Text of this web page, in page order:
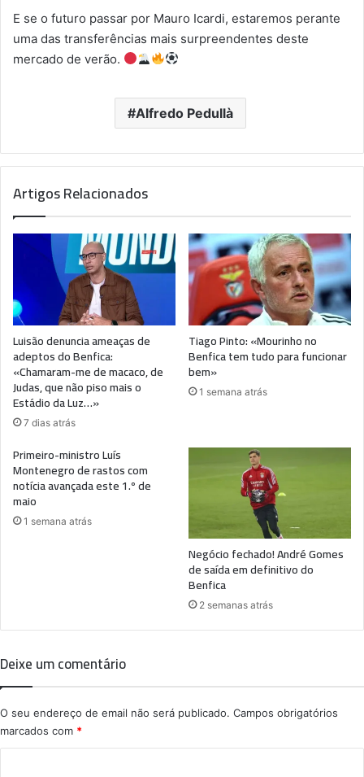
E se o futuro passar por Mauro Icardi, estaremos perante
uma das transferências mais surpreendentes deste
mercado de verão.
Alfredo Pedullà
Artigos Relacionados
Luisão denuncia ameaças de
adeptos do Benfica:
«Chamaram-me de macaco, de
Judas, que não piso mais o
Estádio da Luz…»
7 dias atrás
Tiago Pinto: «Mourinho no
Benfica tem tudo para funcionar
bem»
1 semana atrás
Primeiro-ministro Luís
Montenegro de rastos com
notícia avançada este 1.º de
maio
1 semana atrás
Negócio fechado! André Gomes
de saída em definitivo do
Benfica
2 semanas atrás
Deixe um comentário
O seu endereço de email não será publicado. Campos obrigatórios
marcados com *